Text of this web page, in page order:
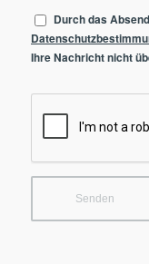
Durch das
Ihre Nachricht nicht